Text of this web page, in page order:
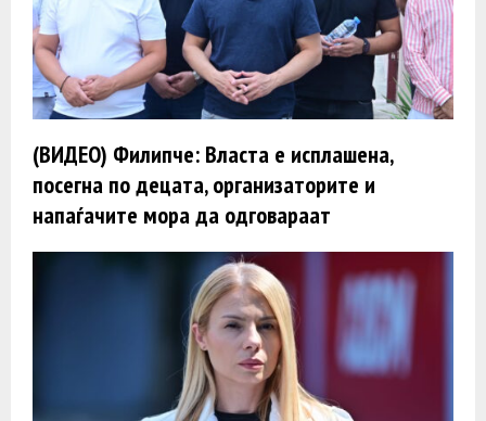
(ВИДЕО) Филипче: Власта е исплашена,
посегна по децата, организаторите и
напаѓачите мора да одговараат